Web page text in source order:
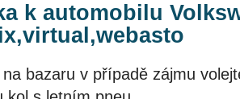
k automobilu
bazaru v případě zájmu